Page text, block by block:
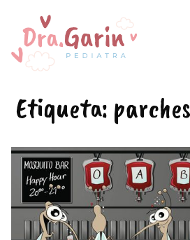
Etiqueta: